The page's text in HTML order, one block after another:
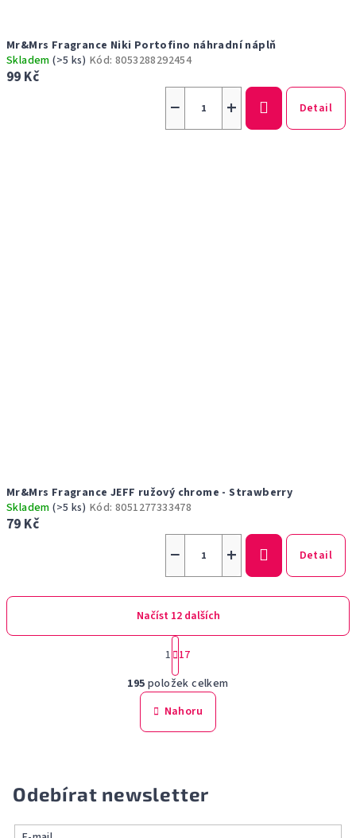
Mr&Mrs Fragrance Niki Portofino náhradní náplň
Skladem(>5 ks) Kód:8053288292454
99 Kč
+
− Detail
Mr&Mrs Fragrance JEFF ružový chrome - Strawberry
Skladem(>5 ks) Kód:8051277333478
79 Kč
+
− Detail
O
v
l
á
í
Načíst 12 dalších
S
t
r
á
n
k
o
í
1 17
195 položek celkem
Nahoru
Odebírat newsletter